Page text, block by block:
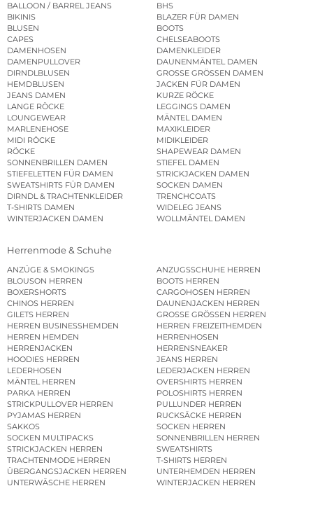
BALLOON / BARREL JEANS
BHS
BIKINIS
BLAZER FÜR DAMEN
BLUSEN
BOOTS
CAPES
CHELSEABOOTS
DAMENHOSEN
DAMENKLEIDER
DAMENPULLOVER
DAUNENMÄNTEL DAMEN
DIRNDLBLUSEN
GROSSE GRÖSSEN DAMEN
HEMDBLUSEN
JACKEN FÜR DAMEN
JEANS DAMEN
KURZE RÖCKE
LANGE RÖCKE
LEGGINGS DAMEN
LOUNGEWEAR
MÄNTEL DAMEN
MARLENEHOSE
MAXIKLEIDER
MIDI RÖCKE
MIDIKLEIDER
RÖCKE
SHAPEWEAR DAMEN
SONNENBRILLEN DAMEN
STIEFEL DAMEN
STIEFELETTEN FÜR DAMEN
STRICKJACKEN DAMEN
SWEATSHIRTS FÜR DAMEN
SOCKEN DAMEN
DIRNDL & TRACHTENKLEIDER
TRENCHCOATS
T-SHIRTS DAMEN
WIDELEG JEANS
WINTERJACKEN DAMEN
WOLLMÄNTEL DAMEN
Herrenmode & Schuhe
ANZÜGE & SMOKINGS
ANZUGSSCHUHE HERREN
BLOUSON HERREN
BOOTS HERREN
BOXERSHORTS
CARGOHOSEN HERREN
CHINOS HERREN
DAUNENJACKEN HERREN
GILETS HERREN
GROSSE GRÖSSEN HERREN
HERREN BUSINESSHEMDEN
HERREN FREIZEITHEMDEN
HERREN HEMDEN
HERRENHOSEN
HERRENJACKEN
HERRENSNEAKER
HOODIES HERREN
JEANS HERREN
LEDERHOSEN
LEDERJACKEN HERREN
MÄNTEL HERREN
OVERSHIRTS HERREN
PARKA HERREN
POLOSHIRTS HERREN
STRICKPULLOVER HERREN
PULLUNDER HERREN
PYJAMAS HERREN
RUCKSÄCKE HERREN
SAKKOS
SOCKEN HERREN
SOCKEN MULTIPACKS
SONNENBRILLEN HERREN
STRICKJACKEN HERREN
SWEATSHIRTS
TRACHTENMODE HERREN
T-SHIRTS HERREN
ÜBERGANGSJACKEN HERREN
UNTERHEMDEN HERREN
UNTERWÄSCHE HERREN
WINTERJACKEN HERREN